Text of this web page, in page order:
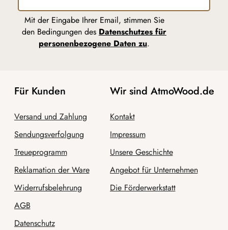
Mit der Eingabe Ihrer Email, stimmen Sie
den Bedingungen des Datenschutzes für
personenbezogene Daten zu.
Für Kunden
Versand und Zahlung
Sendungsverfolgung
Treueprogramm
Reklamation der Ware
Widerrufsbelehrung
AGB
Datenschutz
Wir sind AtmoWood.de
Kontakt
Impressum
Unsere Geschichte
Angebot für Unternehmen
Die Förderwerkstatt